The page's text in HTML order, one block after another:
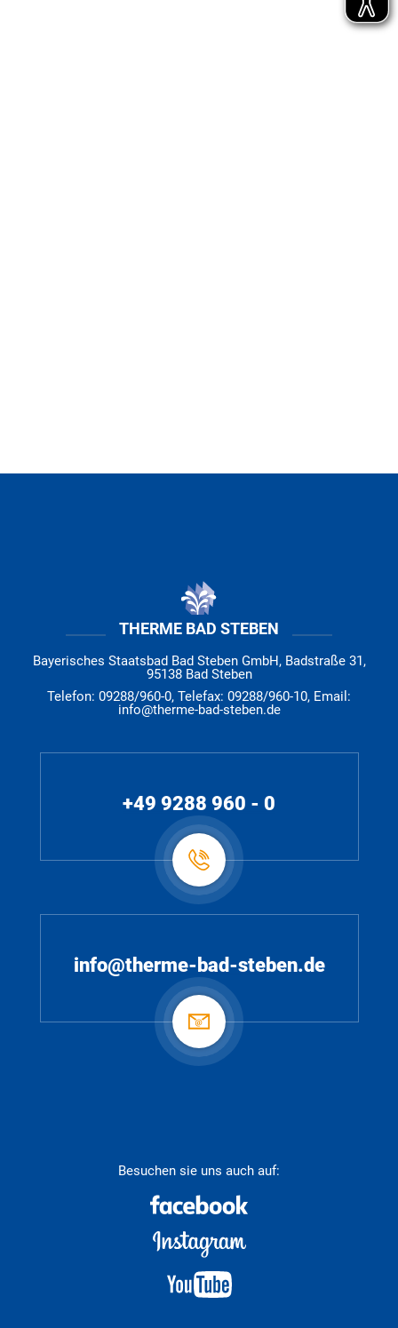
THERME BAD STEBEN
Bayerisches Staatsbad Bad Steben GmbH, Badstraße 31,
95138 Bad Steben
Telefon: 09288/960-0, Telefax: 09288/960-10, Email:
info@therme-bad-steben.de
+49 9288 960 - 0
info@therme-bad-steben.de
Besuchen sie uns auch auf: